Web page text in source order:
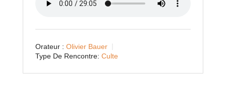
Orateur : Olivier Bauer
Type De Rencontre: Culte